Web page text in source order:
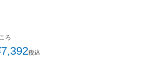
ろ
7,392税込